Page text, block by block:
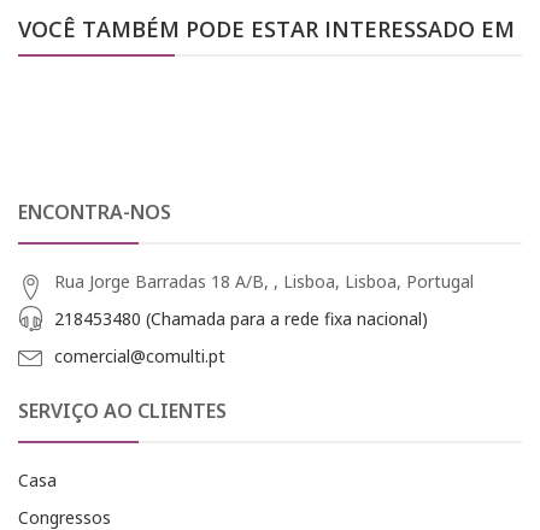
VOCÊ TAMBÉM PODE ESTAR INTERESSADO EM
ENCONTRA-NOS
Rua Jorge Barradas 18 A/B, , Lisboa, Lisboa, Portugal
218453480 (Chamada para a rede fixa nacional)
comercial@comulti.pt
SERVIÇO AO CLIENTES
Casa
Congressos